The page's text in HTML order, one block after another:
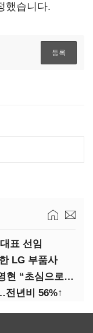
했습니다.
표 선임
LG 부품사
삼성전자, 창립 56주년 행사…전영현 “초심으로 경쟁력 회복해야”
전년비 56%↑